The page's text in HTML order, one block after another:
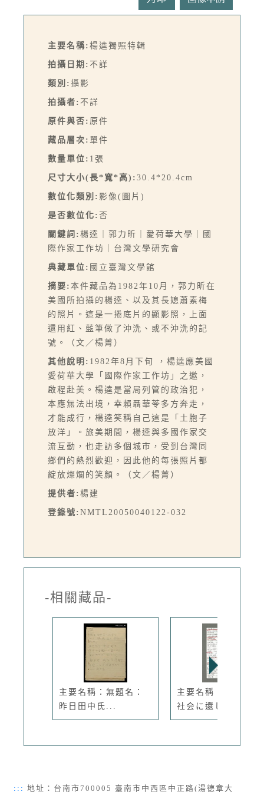
主要名稱: 楊逵獨照特輯
拍攝日期: 不詳
類別: 攝影
拍攝者: 不詳
原件與否: 原件
藏品層次: 單件
數量單位: 1張
尺寸大小(長*寬*高): 30.4*20.4cm
數位化類別: 影像(圖片)
是否數位化: 否
關鍵詞: 楊逵｜郭力昕｜愛荷華大學｜國
際作家工作坊｜台灣文學研究會
典藏單位: 國立臺灣文學館
摘要: 本件藏品為1982年10月，郭力昕在
美國所拍攝的楊逵、以及其長媳蕭素梅
的照片。這是一捲底片的顯影照，上面
還用紅、藍筆做了沖洗、或不沖洗的記
號。（文／楊菁）
其他說明: 1982年8月下旬 ，楊逵應美國
愛荷華大學「國際作家工作坊」之邀，
啟程赴美。楊逵是當局列管的政治犯，
本應無法出境，幸賴聶華苓多方奔走，
才能成行，楊逵笑稱自己這是「土胞子
放洋」。旅美期間，楊逵與多國作家交
流互動，也走訪多個城市，受到台灣同
鄉們的熱烈歡迎，因此他的每張照片都
綻放燦爛的笑顏。（文／楊菁）
提供者: 楊建
登錄號: NMTL20050040122-032
-相關藏品-
主要名稱：無題名：
昨日田中氏...
主要名稱：無題名：
社会に還し...
::: 地址：台南市700005 臺南市中西區中正路(湯德章大